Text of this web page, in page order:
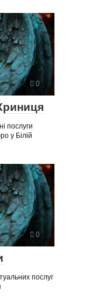
0
послуги
у Білій
0
послуг